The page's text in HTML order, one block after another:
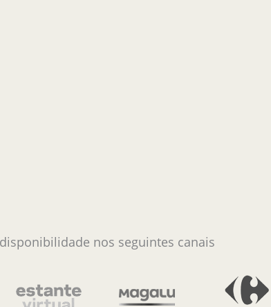
nos seguintes canais